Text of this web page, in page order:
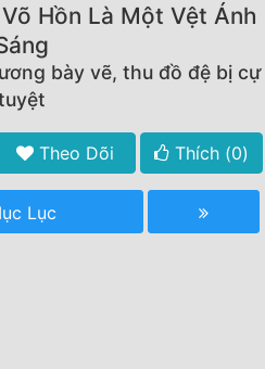
Hồn Là Một Vệt Ánh
bày vẽ, thu đồ đệ bị cự
Theo Dõi Thích (0)
Lục